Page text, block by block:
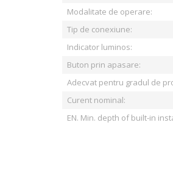
Modalitate de operare:
Tip de conexiune:
Indicator luminos:
Buton prin apasare:
Adecvat pentru gradul de
Curent nominal:
EN. Min. depth of built-in